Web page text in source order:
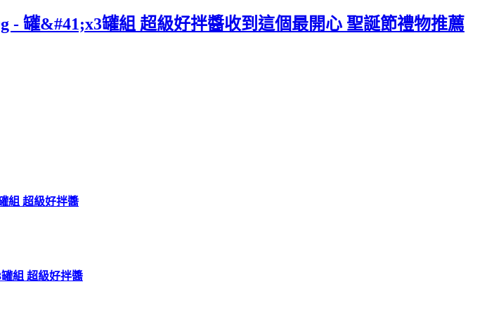
- 罐&#41;x3罐組 超級好拌醬收到這個最開心 聖誕節禮物推薦
組 超級好拌醬
組 超級好拌醬